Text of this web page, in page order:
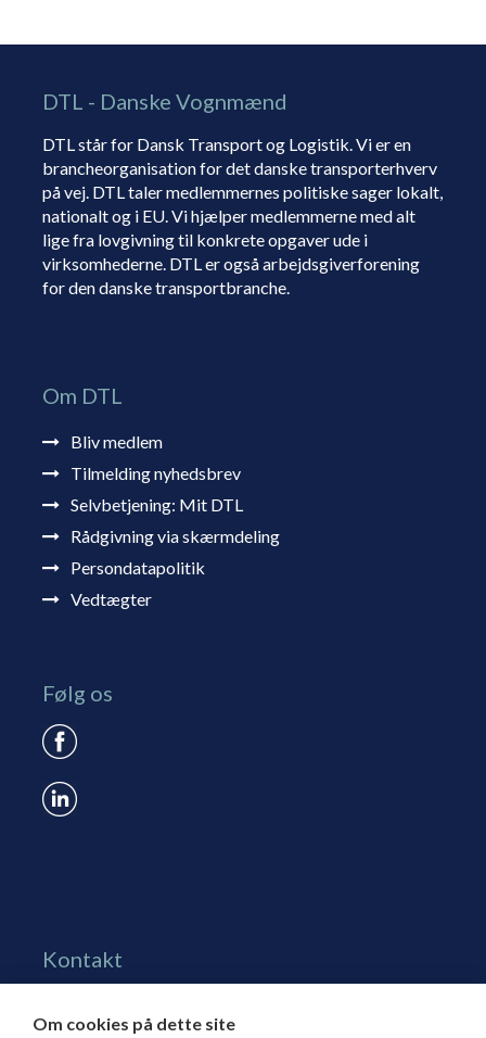
DTL - Danske Vognmænd
DTL står for Dansk Transport og Logistik. Vi er en
brancheorganisation for det danske transporterhverv
på vej. DTL taler medlemmernes politiske sager lokalt,
nationalt og i EU. Vi hjælper medlemmerne med alt
lige fra lovgivning til konkrete opgaver ude i
virksomhederne. DTL er også arbejdsgiverforening
for den danske transportbranche.
Om DTL
Bliv medlem
Tilmelding nyhedsbrev
Selvbetjening: Mit DTL
Rådgivning via skærmdeling
Persondatapolitik
Vedtægter
Følg os
Kontakt
1270 Kbh. K
Om cookies på dette site